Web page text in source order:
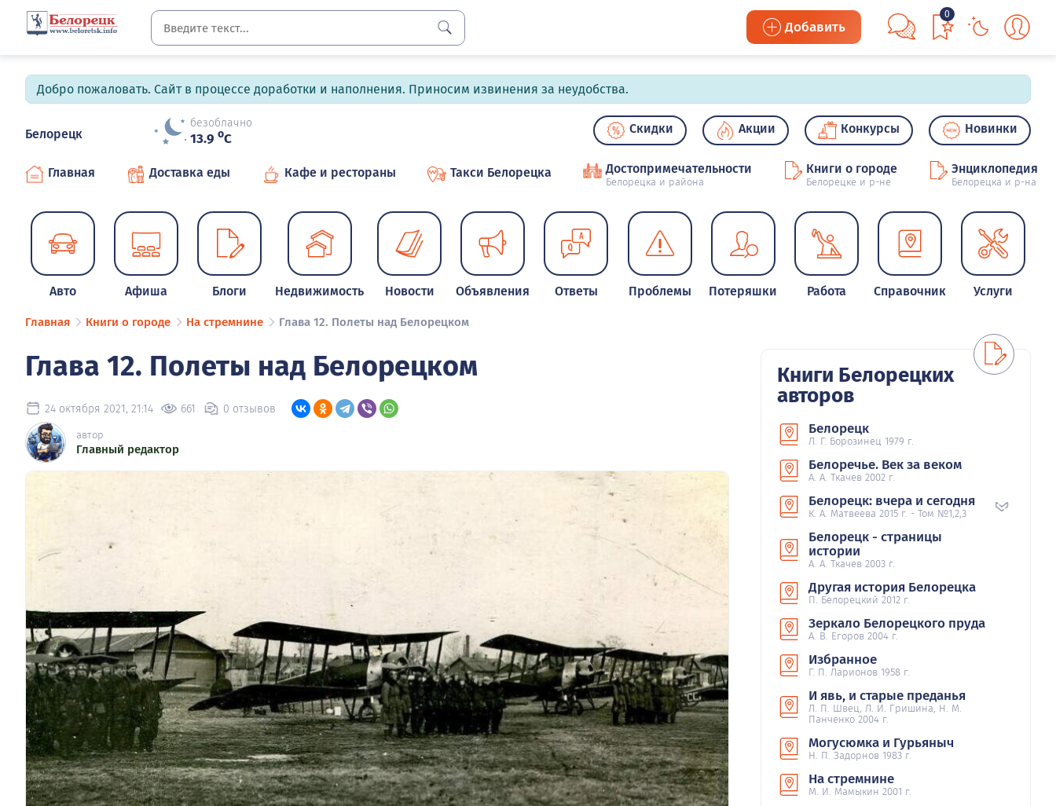
Добавить
0
Добро пожаловать. Сайт в процессе доработки и наполнения. Приносим извинения за неудобства.
Белорецк
безоблачно
13.9 oC
Скидки Акции Конкурсы Новинки
Главная Доставка еды Кафе и рестораны Такси Белорецка Достопримечательности
Белорецка и района
Книги о городе
Белорецке и р-не
Энциклопедия
Белорецка и р-на
Авто Афиша Блоги Недвижимость Новости Объявления Ответы Проблемы Потеряшки Работа Справочник Услуги
Главная Книги о городе На стремнине Глава 12. Полеты над Белорецком
Глава 12. Полеты над Белорецком
24 октября 2021, 21:14 661 0 отзывов
автор
Главный редактор
Книги Белорецких
авторов
Белорецк
Л. Г. Борозинец 1979 г.
Белоречье. Век за веком
А. А. Ткачев 2002 г.
Белорецк: вчера и сегодня
К. А. Матвеева 2015 г. - Том №1,2,3
Белорецк - страницы
истории
А. А. Ткачев 2003 г.
Другая история Белорецка
П. Белорецкий 2012 г.
Зеркало Белорецкого пруда
А. В. Егоров 2004 г.
Избранное
Г. П. Ларионов 1958 г.
И явь, и старые преданья
Л. П. Швец, Л. И. Гришина, Н. М.
Панченко 2004 г.
Могусюмка и Гурьяныч
Н. П. Задорнов 1983 г.
На стремнине
М. И. Мамыкин 2001 г.